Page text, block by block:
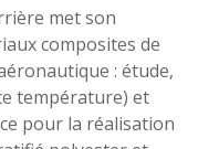
met son
composites de
: étude,
température) et
pour la réalisation